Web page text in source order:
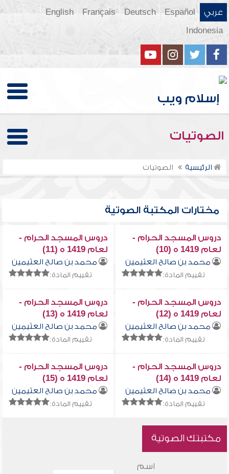
عربي Español
Deutsch
Français
English
Indonesia
الصوتيات
الرئيسية الصوتيات
مختارات المكتبة الصوتية
دروس المسجد الحرام -
لعام 1419 ه (10)
محمد بن صالح العثيمين
تقييم المادة:
دروس المسجد الحرام -
لعام 1419 ه (11)
محمد بن صالح العثيمين
تقييم المادة:
دروس المسجد الحرام -
لعام 1419 ه (12)
محمد بن صالح العثيمين
تقييم المادة:
دروس المسجد الحرام -
لعام 1419 ه (13)
محمد بن صالح العثيمين
تقييم المادة:
دروس المسجد الحرام -
لعام 1419 ه (14)
محمد بن صالح العثيمين
تقييم المادة:
دروس المسجد الحرام -
لعام 1419 ه (15)
محمد بن صالح العثيمين
تقييم المادة:
مكتبتك الصوتية
اسم